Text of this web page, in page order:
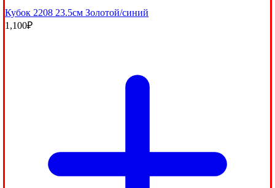
Кубок 2208 23.5см Золотой/синий
1,100₽